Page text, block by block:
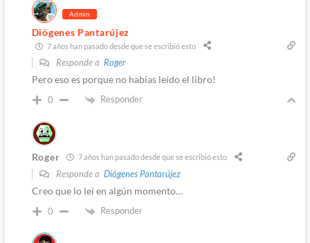
Admin
Diógenes Pantarújez
7 años han pasado desde que se escribió esto
Responde a Roger
Pero eso es porque no habías leído el libro!
0 Responder
Roger 7 años han pasado desde que se escribió esto
Responde a Diógenes Pantarújez
Creo que lo leí en algún momento…
0 Responder